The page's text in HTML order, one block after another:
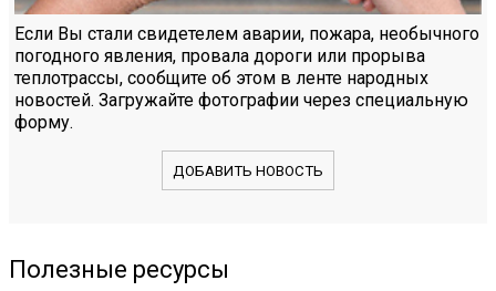
Если Вы стали свидетелем аварии, пожара, необычного
погодного явления, провала дороги или прорыва
теплотрассы, сообщите об этом в ленте народных
новостей. Загружайте фотографии через специальную
форму.
ДОБАВИТЬ НОВОСТЬ
Полезные ресурсы